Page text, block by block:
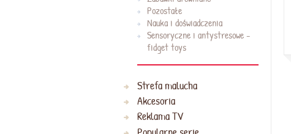
Pozostałe
Nauka i doświadczenia
Sensoryczne i antystresowe -
fidget toys
Strefa malucha
Akcesoria
Reklama TV